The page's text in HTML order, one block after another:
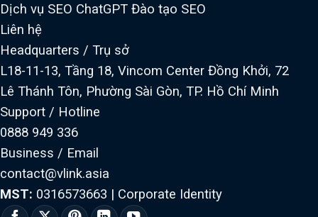
Dịch vụ SEO ChatGPT Đào tạo SEO
Liên hệ
Headquarters / Trụ sở
L18-11-13, Tầng 18, Vincom Center Đồng Khởi, 72
Lê Thánh Tôn, Phường Sài Gòn, TP. Hồ Chí Minh
Support / Hotline
0888 949 336
Business / Email
contact@vlink.asia
MST: 0316573663 | Corporate Identity